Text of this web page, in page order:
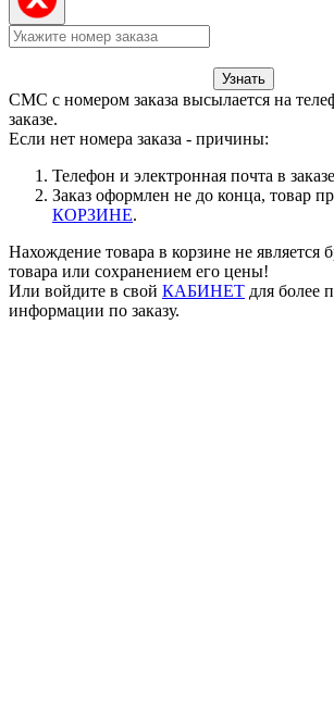
Узнать
СМС с номером заказа высылается на
заказе.
Если нет номера заказа - причины:
Телефон и электронная почта в
Заказ оформлен не до конца, товар
КОРЗИНЕ.
Нахождение товара в корзине не является
товара или сохранением его цены!
Или войдите в свой КАБИНЕТ для более
информации по заказу.